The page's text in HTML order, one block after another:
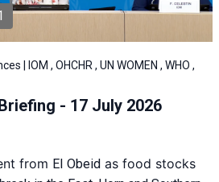
| IOM , OHCHR , UN WOMEN , WHO ,
- 17 July 2026
from El Obeid as food stocks